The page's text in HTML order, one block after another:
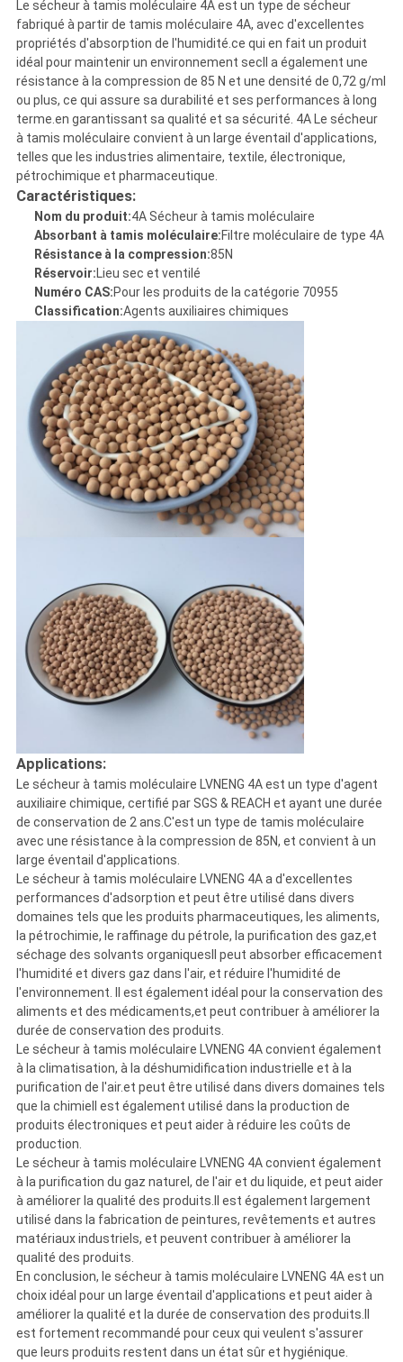
CAS
DEMANDER
UN DEVIS
PLAN
SITE
PRIVACY
POLICY
Le sécheur à tamis moléculaire 4A est un type de sécheur
fabriqué à partir de tamis moléculaire 4A, avec d'excellentes
propriétés d'absorption de l'humidité.ce qui en fait un produit
idéal pour maintenir un environnement secIl a également une
résistance à la compression de 85 N et une densité de 0,72 g/ml
ou plus, ce qui assure sa durabilité et ses performances à long
terme.en garantissant sa qualité et sa sécurité. 4A Le sécheur
à tamis moléculaire convient à un large éventail d'applications,
telles que les industries alimentaire, textile, électronique,
pétrochimique et pharmaceutique.
Caractéristiques:
Nom du produit:4A Sécheur à tamis moléculaire
Absorbant à tamis moléculaire:Filtre moléculaire de type 4A
Résistance à la compression:85N
Réservoir:Lieu sec et ventilé
Numéro CAS:Pour les produits de la catégorie 70955
Classification:Agents auxiliaires chimiques
Applications:
Le sécheur à tamis moléculaire LVNENG 4A est un type d'agent
auxiliaire chimique, certifié par SGS & REACH et ayant une durée
de conservation de 2 ans.C'est un type de tamis moléculaire
avec une résistance à la compression de 85N, et convient à un
large éventail d'applications.
Le sécheur à tamis moléculaire LVNENG 4A a d'excellentes
performances d'adsorption et peut être utilisé dans divers
domaines tels que les produits pharmaceutiques, les aliments,
la pétrochimie, le raffinage du pétrole, la purification des gaz,et
séchage des solvants organiquesIl peut absorber efficacement
l'humidité et divers gaz dans l'air, et réduire l'humidité de
l'environnement. Il est également idéal pour la conservation des
aliments et des médicaments,et peut contribuer à améliorer la
durée de conservation des produits.
Le sécheur à tamis moléculaire LVNENG 4A convient également
à la climatisation, à la déshumidification industrielle et à la
purification de l'air.et peut être utilisé dans divers domaines tels
que la chimieIl est également utilisé dans la production de
produits électroniques et peut aider à réduire les coûts de
production.
Le sécheur à tamis moléculaire LVNENG 4A convient également
à la purification du gaz naturel, de l'air et du liquide, et peut aider
à améliorer la qualité des produits.Il est également largement
utilisé dans la fabrication de peintures, revêtements et autres
matériaux industriels, et peuvent contribuer à améliorer la
qualité des produits.
En conclusion, le sécheur à tamis moléculaire LVNENG 4A est un
choix idéal pour un large éventail d'applications et peut aider à
améliorer la qualité et la durée de conservation des produits.Il
est fortement recommandé pour ceux qui veulent s'assurer
que leurs produits restent dans un état sûr et hygiénique.